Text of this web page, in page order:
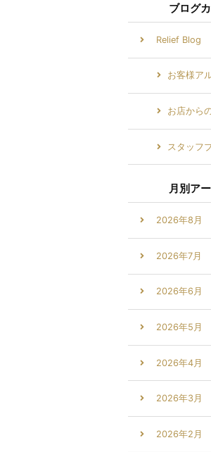
ブログ
Relief Blog
お客様ア
お店から
スタッフ
月別ア
2026年8月
2026年7月
2026年6月
2026年5月
2026年4月
2026年3月
2026年2月